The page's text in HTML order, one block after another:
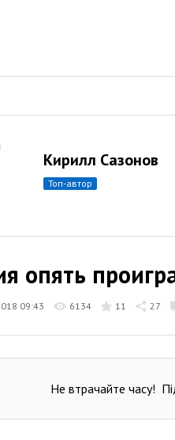
Кирилл Сазонов
топ-автор
опять
09:43 6134 11 27
Не втрачайте часу!